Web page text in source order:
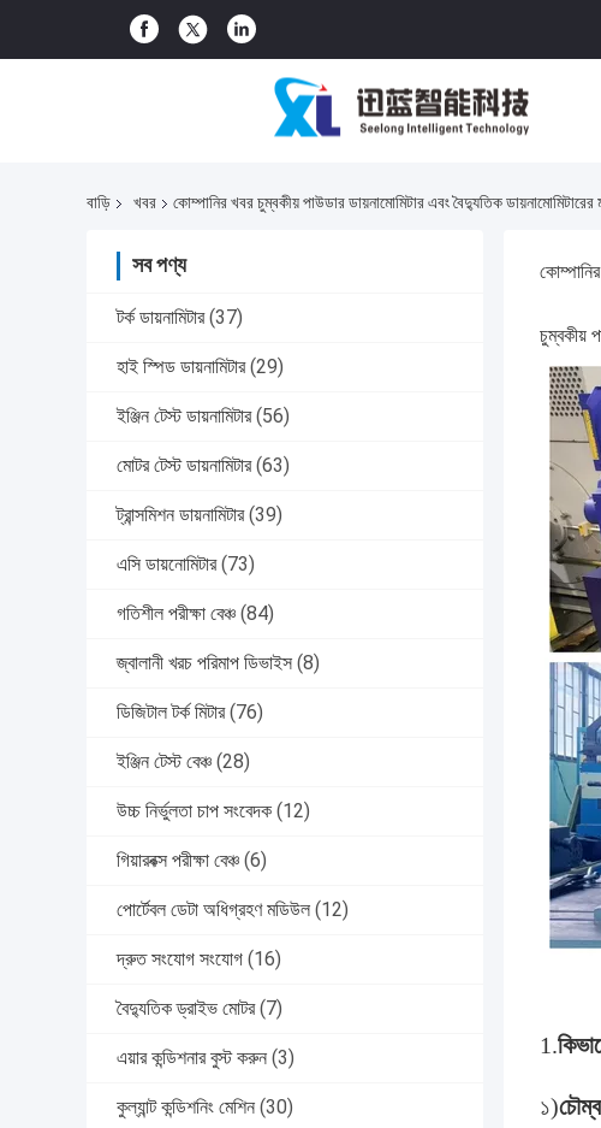
বাড়ি খবর কোম্পানির খবর চুম্বকীয় পাউডার ডায়নামোমিটার এবং বৈদ্যুতিক ডায়নামোমিটারের
সব পণ্য
টর্ক ডায়নামিটার (37)
হাই স্পিড ডায়নামিটার (29)
ইঞ্জিন টেস্ট ডায়নামিটার (56)
মোটর টেস্ট ডায়নামিটার (63)
ট্রান্সমিশন ডায়নামিটার (39)
এসি ডায়নোমিটার (73)
গতিশীল পরীক্ষা বেঞ্চ (84)
জ্বালানী খরচ পরিমাপ ডিভাইস (8)
ডিজিটাল টর্ক মিটার (76)
ইঞ্জিন টেস্ট বেঞ্চ (28)
উচ্চ নির্ভুলতা চাপ সংবেদক (12)
গিয়ারবক্স পরীক্ষা বেঞ্চ (6)
পোর্টেবল ডেটা অধিগ্রহণ মডিউল (12)
দ্রুত সংযোগ সংযোগ (16)
বৈদ্যুতিক ড্রাইভ মোটর (7)
এয়ার কন্ডিশনার বুস্ট করুন (3)
কুল্যান্ট কন্ডিশনিং মেশিন (30)
চুম্বকীয়
1.
১)